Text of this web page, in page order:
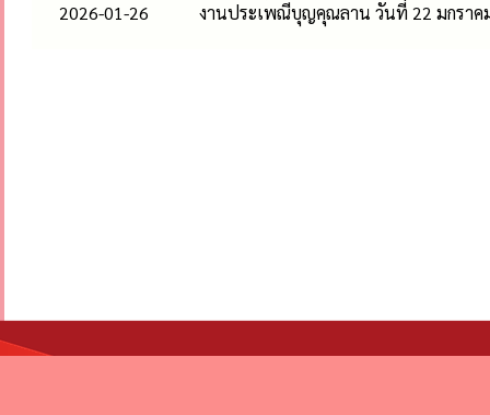
2026-01-26
งานประเพณีบุญคุณลาน วันที่ 22 มกราค